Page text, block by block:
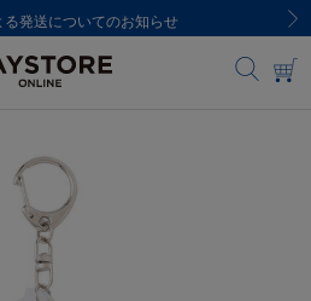
る発送についてのお知らせ